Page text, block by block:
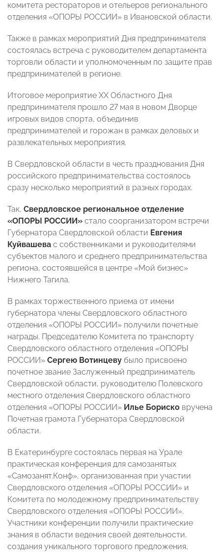
комитета рестораторов и отельеров регионального
отделения «ОПОРЫ РОССИИ» в Ивановской области.
Также в рамках мероприятий Дня предпринимателя
состоялась встреча с руководителем департамента
торговли области и уполномоченным по защите прав
предпринимателей в регионе.
Итоговое мероприятие XX Областного Дня
предпринимателя прошло 27 мая в новом Дворце
игровых видов спорта, объединив
предпринимателей и горожан в рамках деловых и
развлекательных мероприятия.
В Свердловской области в честь празднования Дня
российского предпринимательства состоялось
сразу несколько мероприятий в разных городах.
Так, Свердловское региональное отделение
«ОПОРЫ РОССИИ» стало соорганизатором встречи
Губернатора Свердловской области Евгения
Куйвашева с собственниками и руководителями
субъектов малого и среднего предпринимательства
региона, состоявшейся в центре «Мой бизнес»
Нижнего Тагила.
В рамках торжественного приема от имени
губернатора члены Свердловского областного
отделения «ОПОРЫ РОССИИ» получили почетные
награды. Председателю Комитета по транспорту
Свердловского областного отделения «ОПОРЫ
РОССИИ» Сергею Вотинцеву было присвоено
почетное звание Заслуженный предприниматель
Свердловской области, руководителю Полевского
местного отделения Свердловского областного
отделения «ОПОРЫ РОССИИ» Илье Бориско вручена
Почетная грамота Губернатора Свердловской
области.
В Екатеринбурге состоялась первая на Урале
практическая конференция для самозанятых
«Самозанят.Конф», организованная при участии
Свердловского отделения «ОПОРЫ РОССИИ» и
Комитета по молодежному предпринимательству
Свердловского отделения «ОПОРЫ РОССИИ».
Участники конференции получили практические
знания в области ведения своей деятельности,
создания уникального торгового предложения,